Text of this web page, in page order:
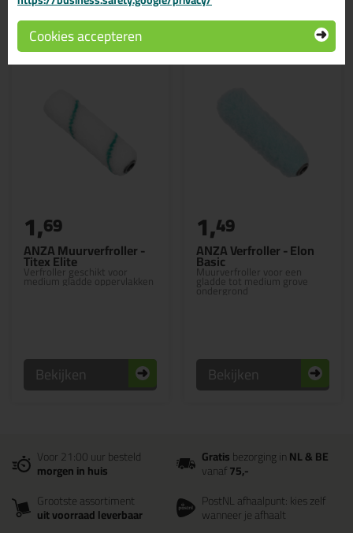
Gerelateerde producten
ANZA Muurverfroller -
Titex Elite
Verfroller geschikt voor
medium gladde oppervlakken
1,69
Bekijken
ANZA Verfroller - Elon
Basic
Muurverfroller voor een
gladde tot medium grove
ondergrond
1,49
Bekijken
Voor 21:00 uur besteld
morgen in huis
Gratisbezorging inNL & BE
vanaf75,-
Grootste assortiment
uit voorraad leverbaar
PostNL afhaalpunt: kies zelf
wanneer je afhaalt
Cookies accepteren